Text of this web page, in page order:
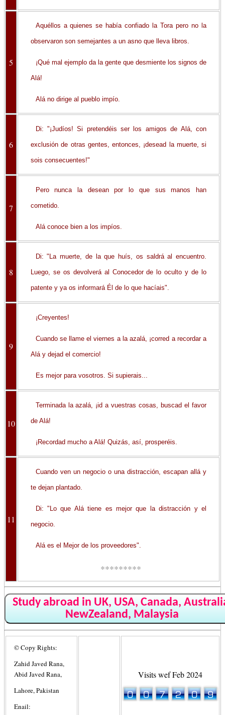
5
Aquéllos a quienes se había confiado la Tora pero no la
observaron son semejantes a un asno que lleva libros.
¡Qué mal ejemplo da la gente que desmiente los signos de
Alá!
Alá no dirige al pueblo impío.
6
Di: "¡Judíos! Si pretendéis ser los amigos de Alá, con
exclusión de otras gentes, entonces, ¡desead la muerte, si
sois consecuentes!"
7
Pero nunca la desean por lo que sus manos han
cometido.
Alá conoce bien a los impíos.
8
Di: "La muerte, de la que huís, os saldrá al encuentro.
Luego, se os devolverá al Conocedor de lo oculto y de lo
patente y ya os informará Él de lo que hacíais".
9
¡Creyentes!
Cuando se llame el viernes a la azalá, ¡corred a recordar a
Alá y dejad el comercio!
Es mejor para vosotros. Si supierais...
10
Terminada la azalá, ¡id a vuestras cosas, buscad el favor
de Alá!
¡Recordad mucho a Alá! Quizás, así, prosperéis.
11
Cuando ven un negocio o una distracción, escapan allá y
te dejan plantado.
Di: "Lo que Alá tiene es mejor que la distracción y el
negocio.
Alá es el Mejor de los proveedores".
*********
Study abroad in UK, USA, Canada,
NewZealand, Malaysia
© Copy Rights:
Zahid Javed Rana,
Abid Javed Rana,
Lahore, Pakistan
Enail:
Visits wef Feb 2024